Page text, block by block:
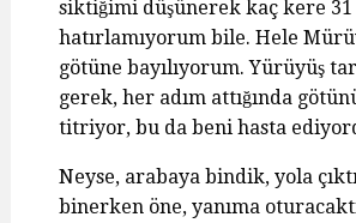
siktiğimi düşünerek kaç kere
hatırlamıyorum bile. Hele
götüne bayılıyorum. Yürüyüş
gerek, her adım attığında
titriyor, bu da beni hasta
Neyse, arabaya bindik, yola
binerken öne, yanıma